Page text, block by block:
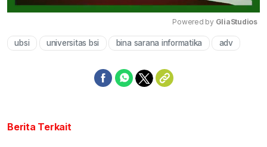
Mute
Powered by GliaStudios
ubsi universitas bsi bina sarana informatika adv
Berita Terkait